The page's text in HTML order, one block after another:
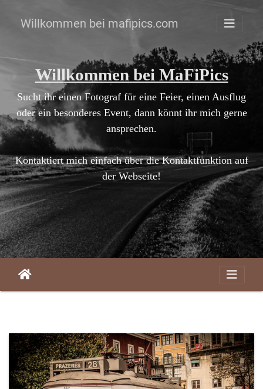
Willkommen bei mafipics.com
Willkommen bei MaFiPics
Sucht ihr einen Fotograf für eine Feier, einen Ausflug
oder ein besonderes Event, dann könnt ihr mich gerne
ansprechen.
Kontaktiert mich einfach über die Kontaktfunktion auf
der Webseite!